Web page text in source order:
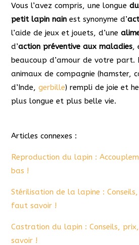
Vous l’avez compris, une longue
petit lapin nain est synonyme d’
l’aide de jeux et jouets, d’une
d’action préventive aux maladies,
beaucoup d’amour de votre
animaux de compagnie (hamster,
d’Inde, gerbille) rempli de joie et
plus longue et plus belle vie.
Articles connexes :
Reproduction du lapin :
bas !
Stérilisation de la lapine :
faut savoir !
Castration du lapin : Conseils,
savoir !